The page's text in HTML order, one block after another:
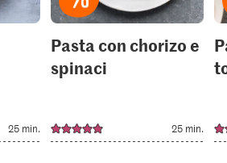
25 min.
Pasta con chorizo e
spinaci
25 min.